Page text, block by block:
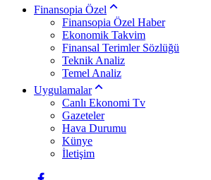
Finansopia Özel
Finansopia Özel Haber
Ekonomik Takvim
Finansal Terimler Sözlüğü
Teknik Analiz
Temel Analiz
Uygulamalar
Canlı Ekonomi Tv
Gazeteler
Hava Durumu
Künye
İletişim